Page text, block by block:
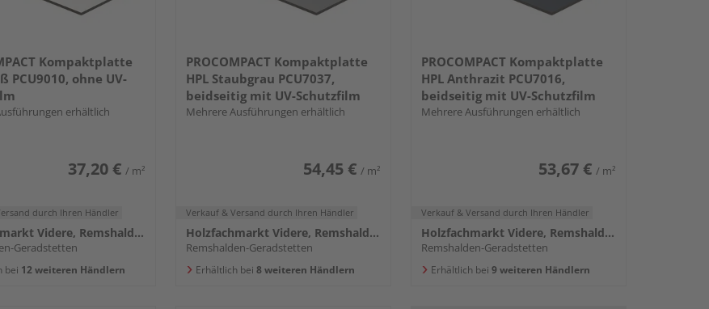
Kompaktplatte
PCU9010, ohne UV-
erhältlich
37,20 € / m²
durch Ihren Händler
Holzfachmarkt Videre, Remshalden
Geradstetten
bei 12 weiteren Händlern
PROCOMPACT Kompaktplatte
HPL Staubgrau PCU7037,
beidseitig mit UV-Schutzfilm
Mehrere Ausführungen erhältlich
54,45 € / m²
Verkauf & Versand durch Ihren Händler
Holzfachmarkt Videre, Remshalden
Remshalden-Geradstetten
Erhältlich bei 8 weiteren Händlern
PROCOMPACT Kompaktplatte
HPL Anthrazit PCU7016,
beidseitig mit UV-Schutzfilm
Mehrere Ausführungen erhältlich
53,67 € / m²
Verkauf & Versand durch Ihren Händler
Holzfachmarkt Videre, Remshalden
Remshalden-Geradstetten
Erhältlich bei 9 weiteren Händlern